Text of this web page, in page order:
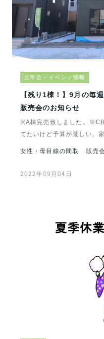
見学会・イベント情報
【残り1棟！】9月の毎
販売会のお知らせ
※A棟完売致しました。※C
てたいけど予算が厳しい。
女性・母目線の間取 販売
2022年09月04日